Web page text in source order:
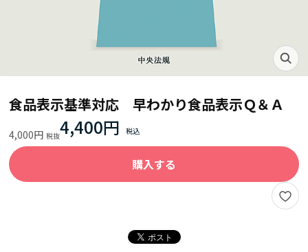
食品表示基準対応 早わかり食品表示Ｑ＆Ａ
4,000円 4,400円
購入する